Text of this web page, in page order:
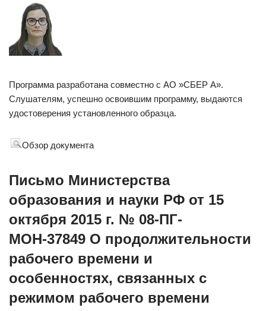
Программа разработана совместно с АО »СБЕР А».
Слушателям, успешно освоившим программу, выдаются
удостоверения установленного образца.
Обзор документа
Письмо Министерства
образования и науки РФ от 15
октября 2015 г. № 08-ПГ-
МОН-37849 О продолжительности
рабочего времени и
особенностях, связанных с
режимом рабочего времени